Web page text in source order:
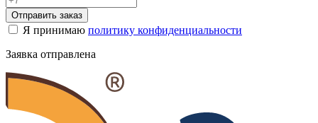
Отправить заказ
Я принимаю политику конфиденциальности
Заявка отправлена